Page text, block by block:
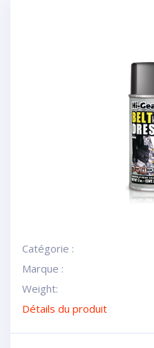
Catégorie :
Marque :
Weight:
Détails du produit